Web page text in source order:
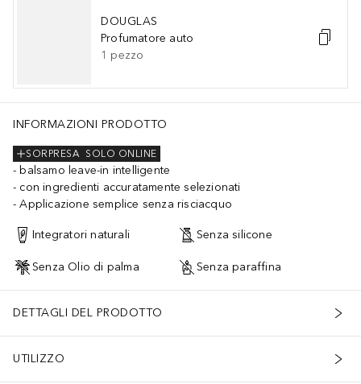
DOUGLAS
Profumatore auto
1 pezzo
INFORMAZIONI PRODOTTO
SOLO ONLINE
SORPRESA
balsamo leave-in intelligente
con ingredienti accuratamente selezionati
Applicazione semplice senza risciacquo
Integratori naturali Senza silicone
Senza Olio di palma Senza paraffina
DETTAGLI DEL PRODOTTO
UTILIZZO